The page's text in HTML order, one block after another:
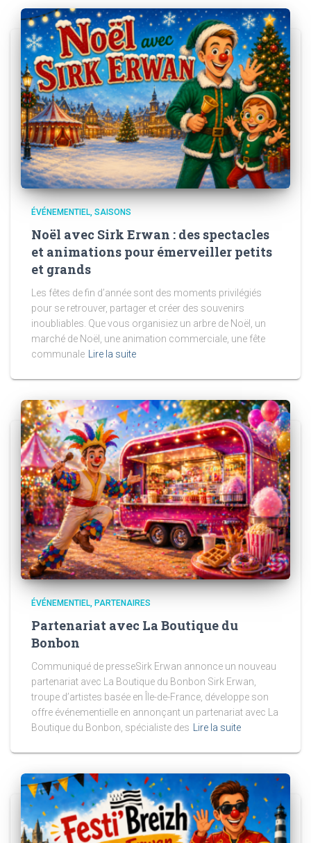
ÉVÉNEMENTIEL SAISONS
Noël avec Sirk Erwan : des spectacles
et animations pour émerveiller petits
et grands
Les fêtes de fin d’année sont des moments privilégiés
pour se retrouver, partager et créer des souvenirs
inoubliables. Que vous organisiez un arbre de Noël, un
marché de Noël, une animation commerciale, une fête
communale
Lire la suite
ÉVÉNEMENTIEL PARTENAIRES
Partenariat avec La Boutique du
Bonbon
Communiqué de presseSirk Erwan annonce un nouveau
partenariat avec La Boutique du Bonbon Sirk Erwan,
troupe d’artistes basée en Île-de-France, développe son
offre événementielle en annonçant un partenariat avec La
Boutique du Bonbon, spécialiste des Lire la suite